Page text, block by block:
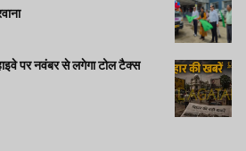
पर नवंबर से लगेगा टोल टैक्स